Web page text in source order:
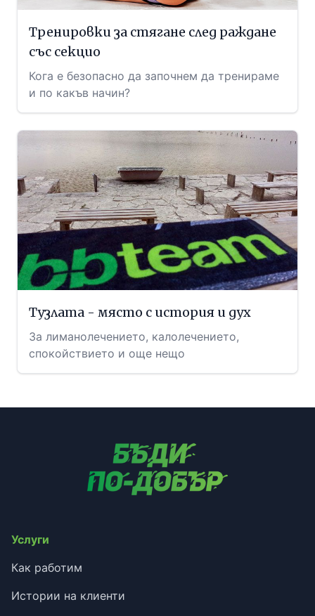
Тренировки за стягане след раждане
със секцио
Кога е безопасно да започнем да тренираме
и по какъв начин?
Тузлата - място с история и дух
За лиманолечението, калолечението,
спокойствието и още нещо
Услуги
Как работим
Истории на клиенти